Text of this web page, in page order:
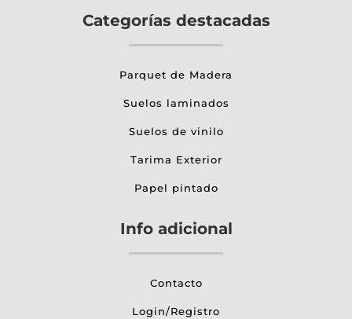
Categorías destacadas
Parquet de Madera
Suelos laminados
Suelos de vinilo
Tarima Exterior
Papel pintado
Info adicional
Contacto
Login/Registro